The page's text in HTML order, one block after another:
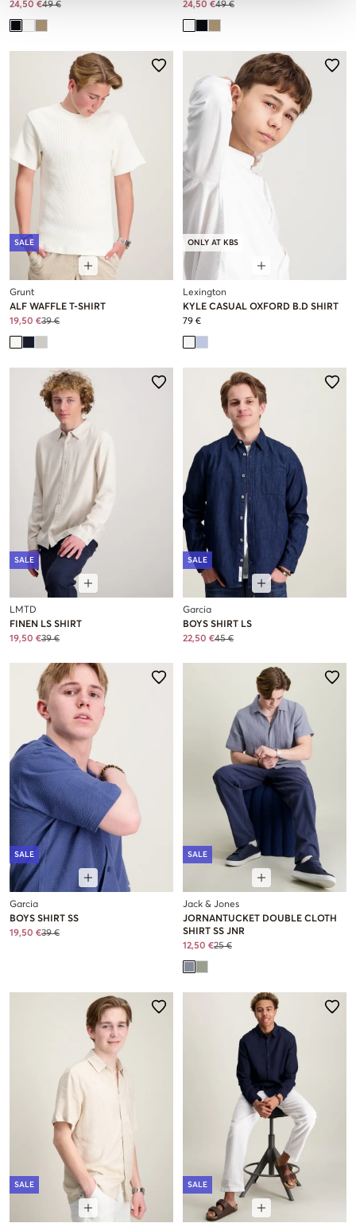
24,50 €49 €
24,50 €49 €
SALE
Grunt
ALF WAFFLE T-SHIRT
19,50 €39 €
ONLY AT KBS
Lexington
KYLE CASUAL OXFORD B.D SHIRT
79 €
SALE
LMTD
FINEN LS SHIRT
19,50 €39 €
SALE
Garcia
BOYS SHIRT LS
22,50 €45 €
SALE
Garcia
BOYS SHIRT SS
19,50 €39 €
SALE
Jack & Jones
JORNANTUCKET DOUBLE CLOTH
SHIRT SS JNR
12,50 €25 €
SALE SALE